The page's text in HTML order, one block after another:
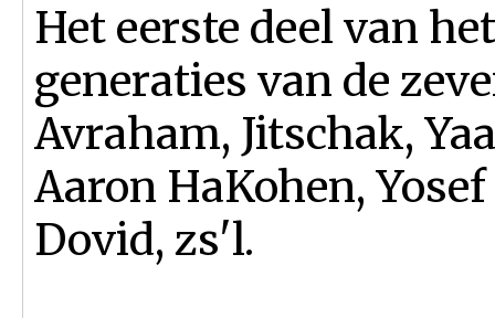
Het eerste deel van
generaties van de
Avraham, Jitschak,
Aaron HaKohen,
Dovid, zs'l.